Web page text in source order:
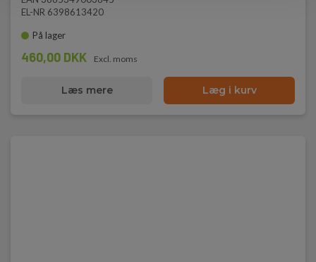
EL-NR 6398613420
På lager
460,00 DKK Excl. moms
Læs mere Læg i kurv